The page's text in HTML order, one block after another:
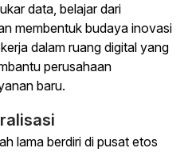
data, belajar dari
membentuk budaya inovasi
dalam ruang digital yang
perusahaan
baru.
lama berdiri di pusat etos